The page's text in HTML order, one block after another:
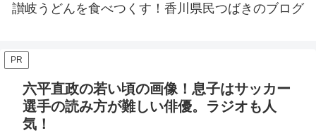
讃岐うどんを食べつくす！香川県民つばきのブログ
PR
六平直政の若い頃の画像！息子はサッカー
選手の読み方が難しい俳優。ラジオも人
気！